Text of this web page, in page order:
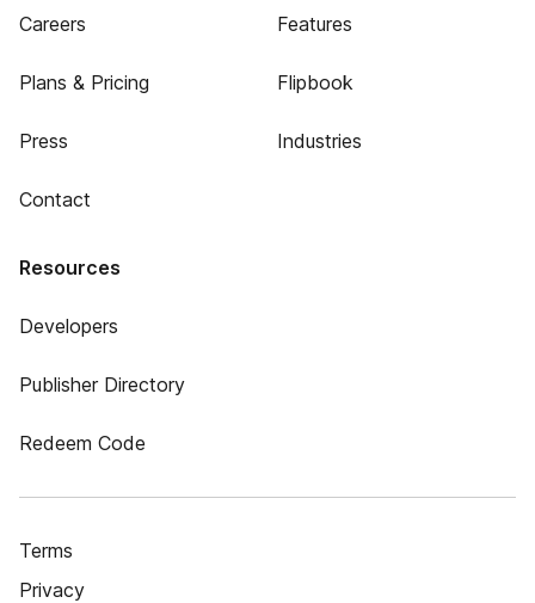
Careers
Plans & Pricing
Press
Contact
Features
Flipbook
Industries
Resources
Developers
Publisher Directory
Redeem Code
Terms
Privacy